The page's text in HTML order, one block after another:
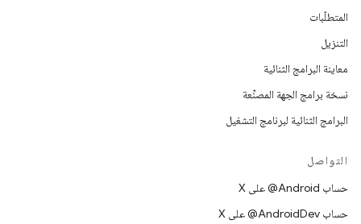
المتطلّبات
التنزيل
معاينة البرامج الثنائية
نسخة برامج الجهة المصنِّعة
البرامج الثنائية لبرنامج التشغيل
التواصل
حساب ‎@Android على X
حساب ‎@AndroidDev على X